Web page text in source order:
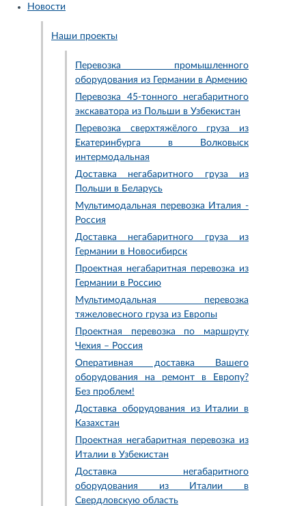
Новости
Наши проекты
Перевозка промышленного
оборудования из Германии в Армению
Перевозка 45-тонного негабаритного
экскаватора из Польши в Узбекистан
Перевозка сверхтяжёлого груза из
Екатеринбурга в Волковыск
интермодальная
Доставка негабаритного груза из
Польши в Беларусь
Мультимодальная перевозка Италия -
Россия
Доставка негабаритного груза из
Германии в Новосибирск
Проектная негабаритная перевозка из
Германии в Россию
Мультимодальная перевозка
тяжеловесного груза из Европы
Проектная перевозка по маршруту
Чехия – Россия
Оперативная доставка Вашего
оборудования на ремонт в Европу?
Без проблем!
Доставка оборудования из Италии в
Казахстан
Проектная негабаритная перевозка из
Италии в Узбекистан
Доставка негабаритного
оборудования из Италии в
Свердловскую область